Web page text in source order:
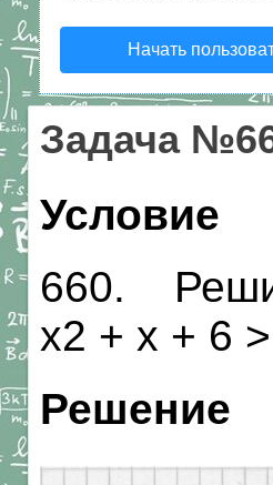
Начать
Задача
Условие
660.
х2 + х + 6
Решение